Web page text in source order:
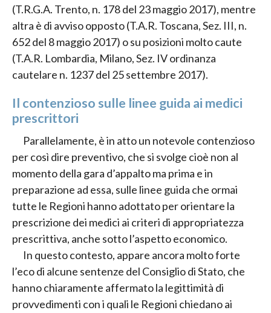
(T.R.G.A. Trento, n. 178 del 23 maggio 2017), mentre
altra è di avviso opposto (T.A.R. Toscana, Sez. III, n.
652 del 8 maggio 2017) o su posizioni molto caute
(T.A.R. Lombardia, Milano, Sez. IV ordinanza
cautelare n. 1237 del 25 settembre 2017).
Il contenzioso sulle linee guida ai medici
prescrittori
Parallelamente, è in atto un notevole contenzioso
per così dire preventivo, che si svolge cioè non al
momento della gara d’appalto ma prima e in
preparazione ad essa, sulle linee guida che ormai
tutte le Regioni hanno adottato per orientare la
prescrizione dei medici ai criteri di appropriatezza
prescrittiva, anche sotto l’aspetto economico.
In questo contesto, appare ancora molto forte
l’eco di alcune sentenze del Consiglio di Stato, che
hanno chiaramente affermato la legittimità di
provvedimenti con i quali le Regioni chiedano ai